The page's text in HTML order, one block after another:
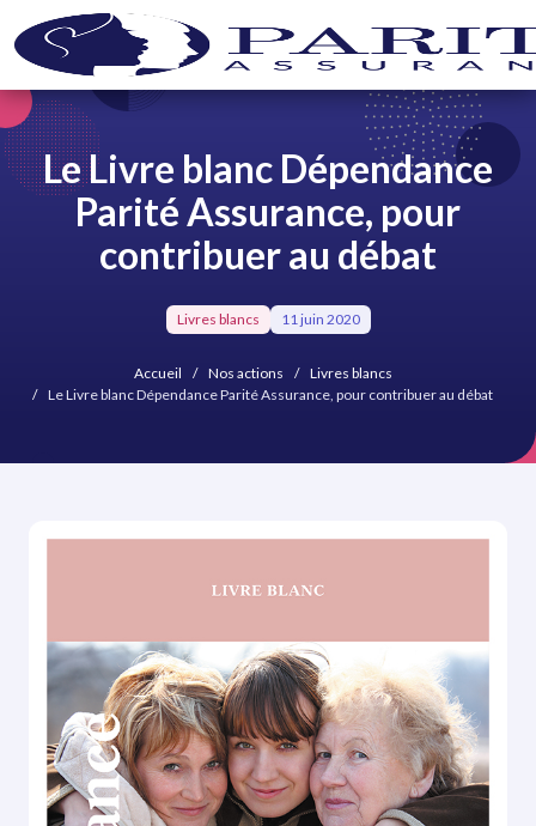
Le Livre blanc Dépendance
Parité Assurance, pour
contribuer au débat
Livres blancs 11 juin 2020
Accueil Nos actions
Livres blancs
Le Livre blanc Dépendance Parité Assurance, pour contribuer au débat